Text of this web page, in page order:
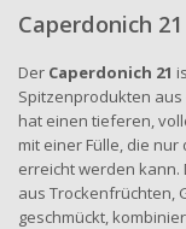
Caperdonich 21
Der Caperdonich 21
Spitzenprodukten
hat einen tieferen,
mit einer Fülle, die
erreicht werden kann.
aus Trockenfrüchten,
geschmückt,